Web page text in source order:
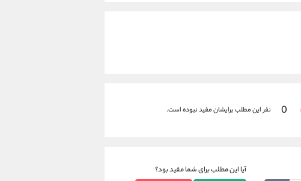
0 نفر این مطلب برایشان مفید نبوده است.
آیا این مطلب برای شما مفید بود؟